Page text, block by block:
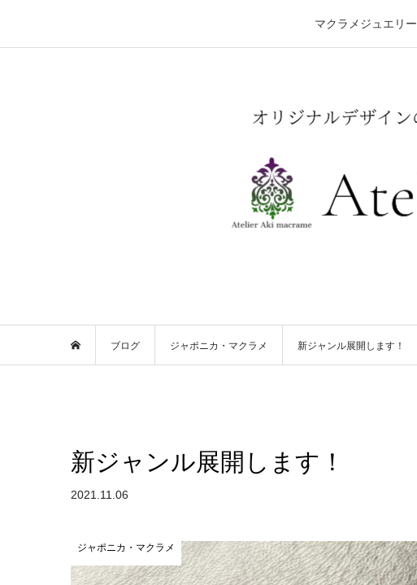
マクラメジュエリー
ブログ ジャポニカ・マクラメ 新ジャンル展開します！
新ジャンル展開します！
2021.11.06
ジャポニカ・マクラメ